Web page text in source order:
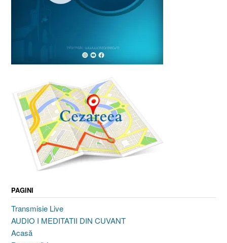
PAGINI
Transmisie Live
AUDIO I MEDITATII DIN CUVANT
Acasă